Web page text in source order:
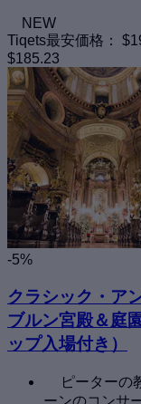
NEW
Tiqets最安価格：
$185.23
-5%
クラシック・ア
ブルン宮殿＆庭
ップ入場付き）
ピーターの
ーンのコンサ